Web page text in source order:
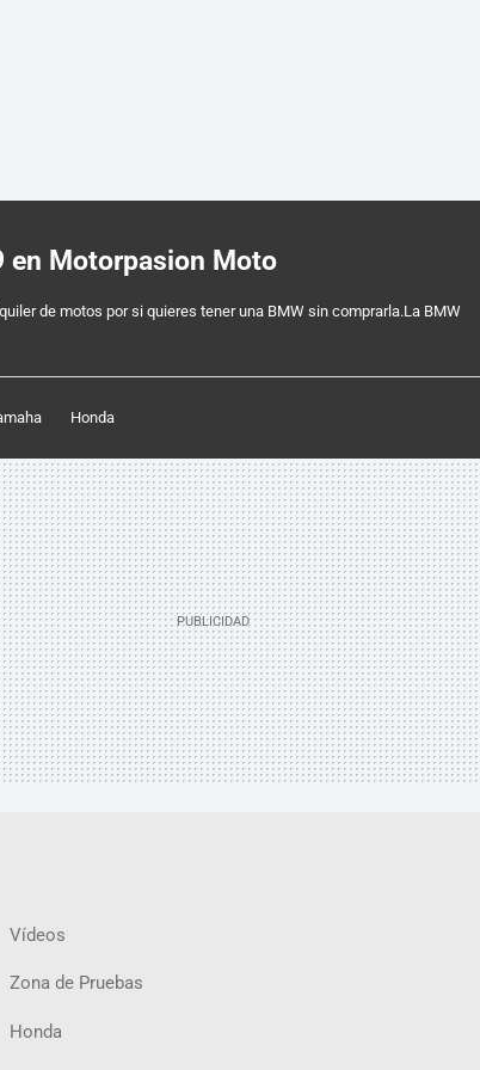
en Motorpasion Moto
de motos por si quieres tener una BMW sin comprarla.La BMW
Honda
Vídeos
Zona de Pruebas
Honda